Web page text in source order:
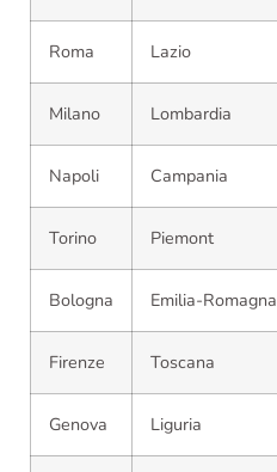
Roma Lazio
Milano Lombardia
Napoli Campania
Torino Piemont
Bologna Emilia-Romagna
Firenze Toscana
Genova Liguria